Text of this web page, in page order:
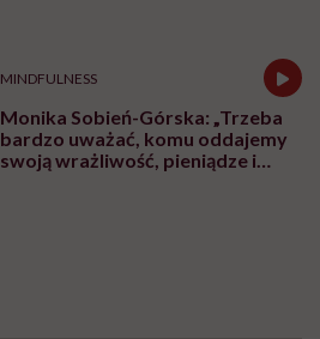
MINDFULNESS
Monika Sobień-Górska: „Trzeba
bardzo uważać, komu oddajemy
swoją wrażliwość, pieniądze i